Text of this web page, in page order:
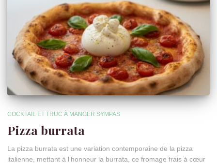
COCKTAIL ET TRUC À MANGER SYMPAS
Pizza burrata
La pizza burrata est une variation contemporaine de la pizza
italienne, mettant à l’honneur la burrata, ce fromage frais à cœur